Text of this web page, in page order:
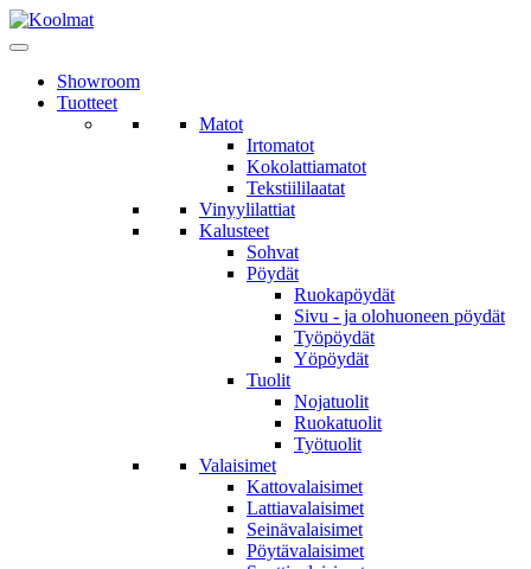
Showroom
Tuotteet
Matot
Irtomatot
Kokolattiamatot
Tekstiililaatat
Vinyylilattiat
Kalusteet
Sohvat
Pöydät
Ruokapöydät
Sivu - ja olohuoneen pöydät
Työpöydät
Yöpöydät
Tuolit
Nojatuolit
Ruokatuolit
Työtuolit
Valaisimet
Kattovalaisimet
Lattiavalaisimet
Seinävalaisimet
Pöytävalaisimet